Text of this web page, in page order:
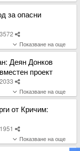
за опасни
3572
Деян Донков
проект
2033
от Кричим: